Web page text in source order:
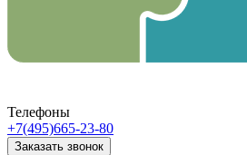
Телефоны
+7(495)665-23-80
Заказать звонок